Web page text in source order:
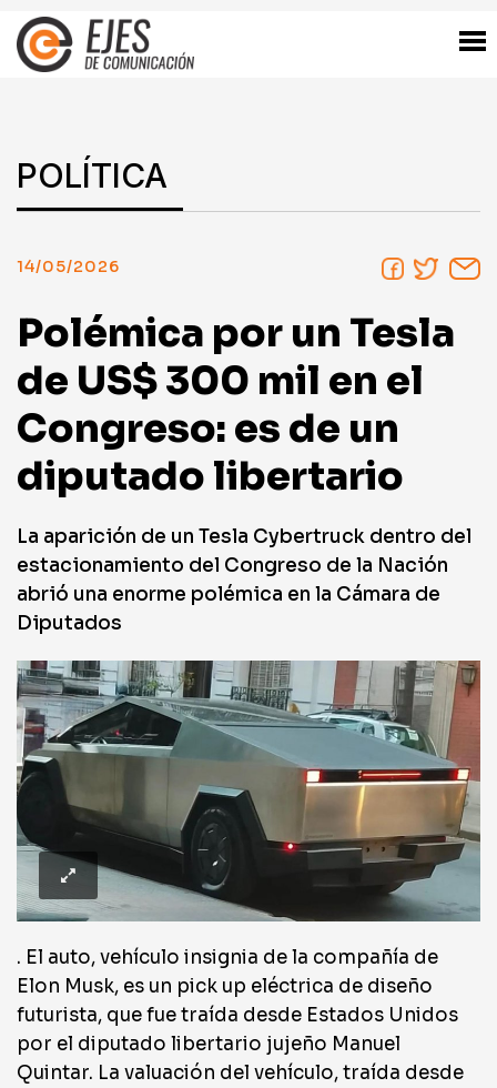
POLÍTICA
14/05/2026
Polémica por un Tesla
de US$ 300 mil en el
Congreso: es de un
diputado libertario
La aparición de un Tesla Cybertruck dentro del
estacionamiento del Congreso de la Nación
abrió una enorme polémica en la Cámara de
Diputados
. El auto, vehículo insignia de la compañía de
Elon Musk, es un pick up eléctrica de diseño
futurista, que fue traída desde Estados Unidos
por el diputado libertario jujeño Manuel
Quintar. La valuación del vehículo, traída desde